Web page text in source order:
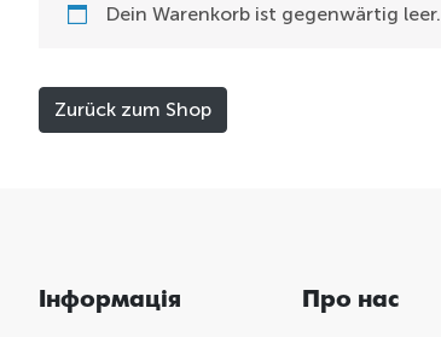
Dein Warenkorb ist gegenwärtig leer.
Zurück zum Shop
Інформація Про нас